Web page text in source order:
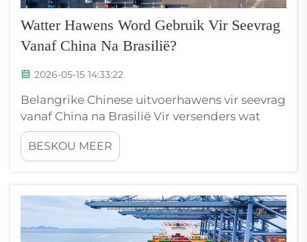
Watter Hawens Word Gebruik Vir Seevrag
Vanaf China Na Brasilië?
2026-05-15 14:33:22
Belangrike Chinese uitvoerhawens vir seevrag
vanaf China na Brasilië Vir versenders wat
goedere op die seevragspoor vanaf China na
Brasilië vervoer, is die keuse van die regte
Chinese uitvoerhawe krities vir koste, spoed
hierdie handel: Shang...
BESKOU MEER